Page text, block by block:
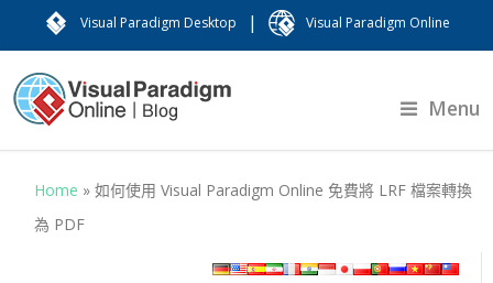
Visual Paradigm Desktop | Visual Paradigm Online
Menu
Home »如何使用 Visual Paradigm Online 免費將 LRF 檔案轉換
為 PDF